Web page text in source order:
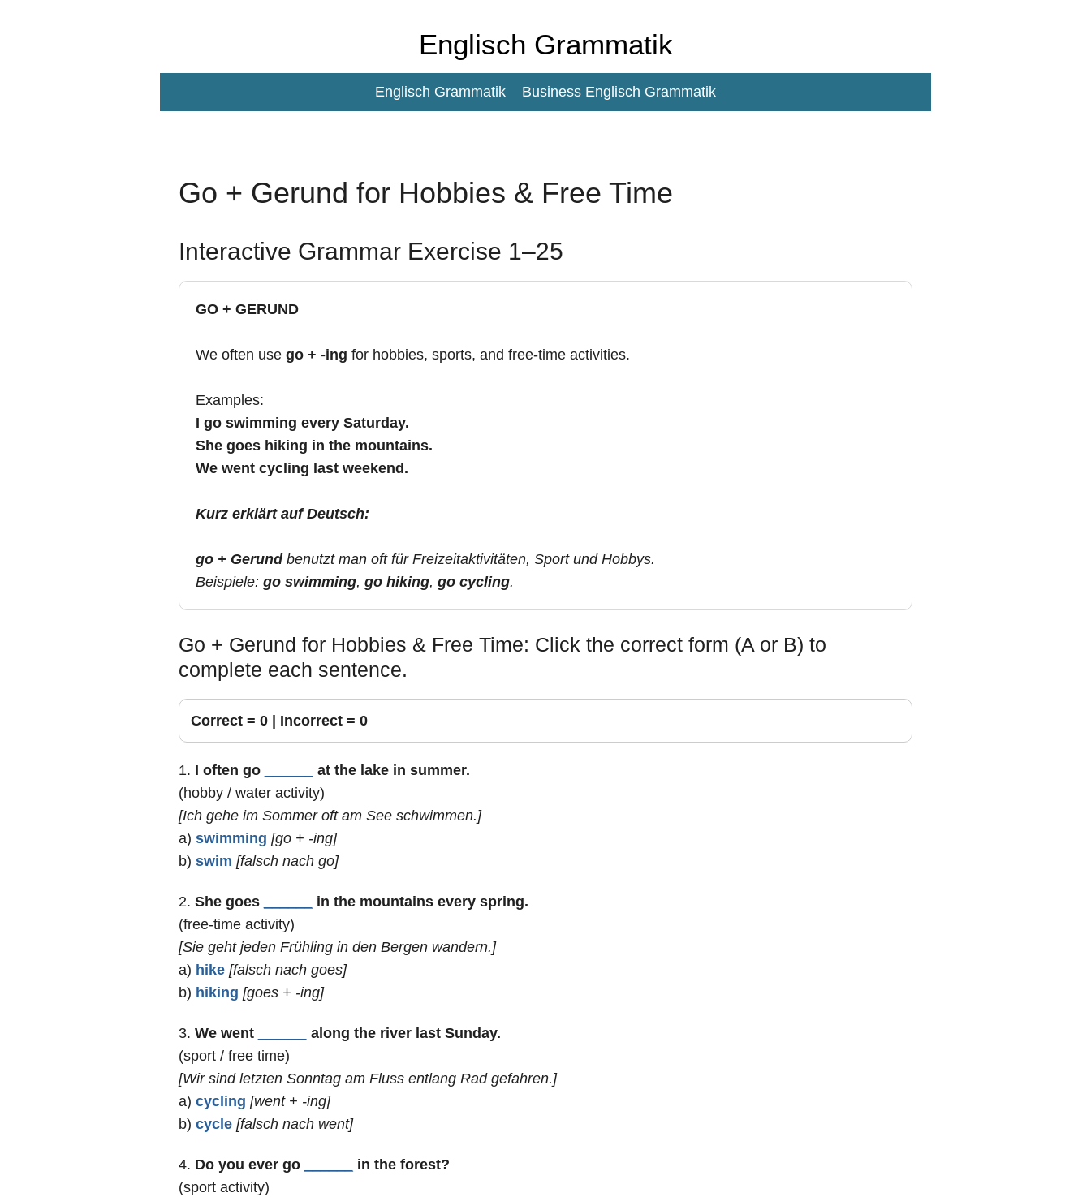
Englisch Grammatik
Englisch Grammatik Business Englisch Grammatik
Go + Gerund for Hobbies & Free Time
Interactive Grammar Exercise 1–25
GO + GERUND
We often use go + -ing for hobbies, sports, and free-time activities.
Examples:
I go swimming every Saturday.
She goes hiking in the mountains.
We went cycling last weekend.
Kurz erklärt auf Deutsch:
go + Gerundbenutzt man oft für Freizeitaktivitäten, Sport und Hobbys.
Beispiele: go swimming, go hiking, go cycling.
Go + Gerund for Hobbies & Free Time: Click the correct form (A or B) to
complete each sentence.
Correct = 0| Incorrect = 0
1. I often go
at the lake in summer.
(hobby / water activity)
[Ich gehe im Sommer oft am See schwimmen.]
a) swimming [go + -ing]
b) swim [falsch nach go]
2. She goes
in the mountains every spring.
(free-time activity)
[Sie geht jeden Frühling in den Bergen wandern.]
a) hike [falsch nach goes]
b) hiking [goes + -ing]
3. We went
along the river last Sunday.
(sport / free time)
[Wir sind letzten Sonntag am Fluss entlang Rad gefahren.]
a) cycling [went + -ing]
b) cycle [falsch nach went]
4. Do you ever go
in the forest?
(sport activity)